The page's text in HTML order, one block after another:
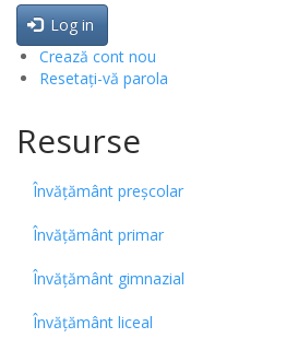
Log in
Crează cont nou
Resetați-vă parola
Resurse
Învățământ preșcolar
Învățământ primar
Învățământ gimnazial
Învățământ liceal